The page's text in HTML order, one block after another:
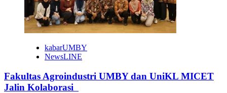
kabarUMBY
NewsLINE
Fakultas Agroindustri UMBY dan UniKL MICET
Jalin Kolaborasi